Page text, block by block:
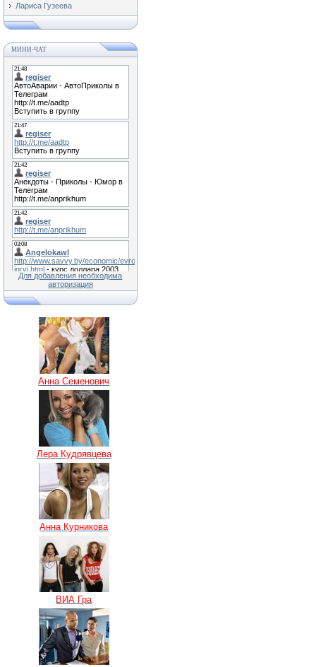
Лариса Гузеева
МИНИ-ЧАТ
Для добавления необходима
авторизация
Анна Семенович
Лера Кудрявцева
Анна Курникова
ВИА Гра